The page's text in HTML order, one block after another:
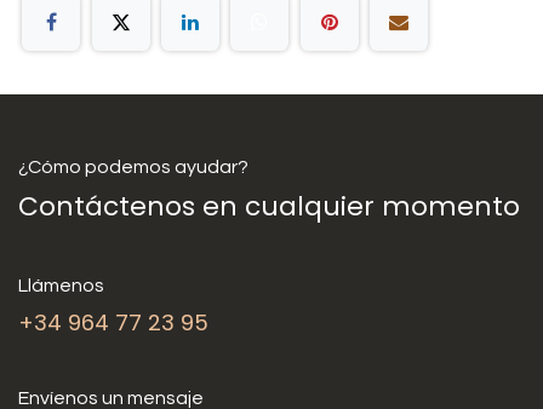
¿Cómo podemos ayudar?
Contáctenos en cualquier momento
Llámenos
+34 964 77 23 95
Envíenos un mensaje